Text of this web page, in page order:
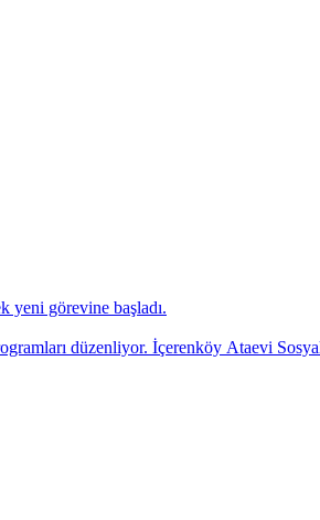
yeni görevine başladı.
düzenliyor. İçerenköy Ataevi